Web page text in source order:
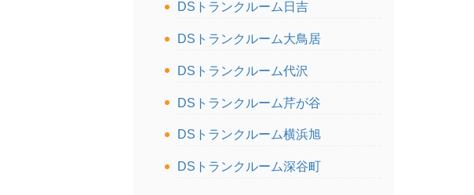
DSトランクルーム日吉
DSトランクルーム大鳥居
DSトランクルーム代沢
DSトランクルーム芹が谷
DSトランクルーム横浜旭
DSトランクルーム深谷町